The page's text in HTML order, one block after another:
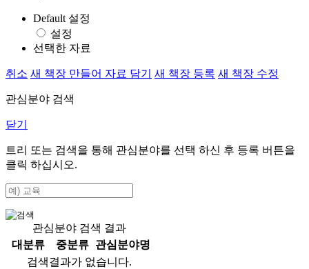
Default 설정
설정
선택한 자료
취소 새 책장 만들어 자료 담기 새 책장 등록 새 책장 수정
관심분야 검색
닫기
트리 또는 검색을 통해 관심분야를 선택 하신 후 등록 버튼을
클릭 하십시오.
관심분야 검색 결과
대분류
중분류
관심분야명
검색결과가 없습니다.